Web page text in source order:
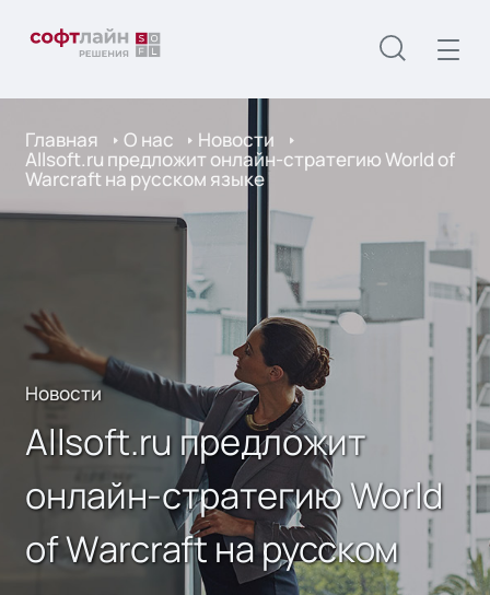
Главная О нас Новости
Allsoft.ru предложит онлайн-стратегию World of
Warcraft на русском языке
Новости
Allsoft.ru предложит
онлайн-стратегию World
of Warcraft на русском